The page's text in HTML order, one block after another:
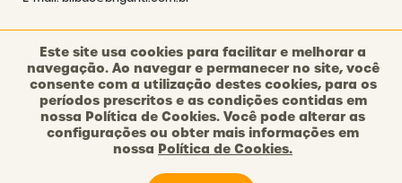
©2021 BRIGANTI. TODOS OS DIREITOS RESERVADOS.
POLÍTICA DE PRIVACIDADE
Este site usa cookies para facilitar e melhorar a
navegação. Ao navegar e permanecer no site, você
consente com a utilização destes cookies, para os
períodos prescritos e as condições contidas em
nossa Política de Cookies. Você pode alterar as
configurações ou obter mais informações em
nossa Política de Cookies.